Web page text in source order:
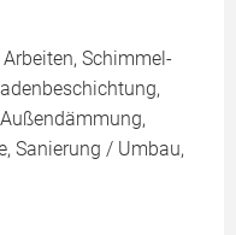
Schimmel-
Sanierung / Umbau,